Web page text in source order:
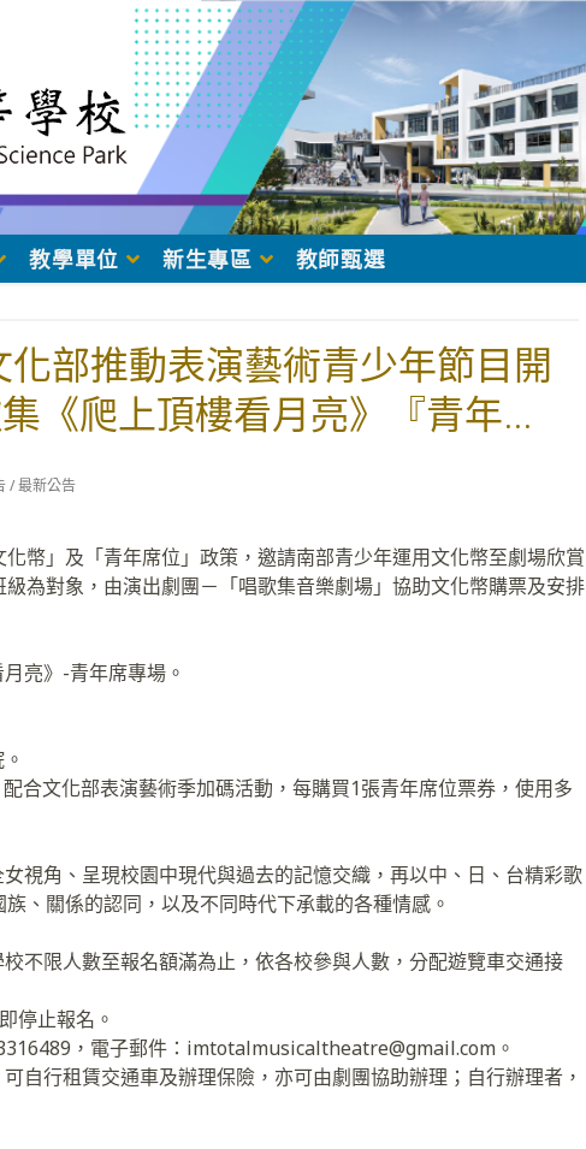
教學單位 新生專區 教師甄選
部推動表演藝術青少年節目開
《爬上頂樓看月亮》『青年席
/ 最新公告
幣」及「青年席位」政策，邀請南部青少年運用文化幣至劇場欣賞
為對象，由演出劇團－「唱歌集音樂劇場」協助文化幣購票及安排
亮》-青年席專場。
合文化部表演藝術季加碼活動，每購買1張青年席位票券，使用多
視角、呈現校園中現代與過去的記憶交織，再以中、日、台精彩歌
、關係的認同，以及不同時代下承載的各種情感。
不限人數至報名額滿為止，依各校參與人數，分配遊覽車交通接
停止報名。
，電子郵件：imtotalmusicaltheatre@gmail.com。
自行租賃交通車及辦理保險，亦可由劇團協助辦理；自行辦理者，